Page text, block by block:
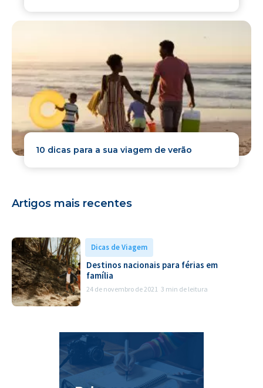
10 dicas para a sua viagem de verão
Artigos mais recentes
Dicas de Viagem
Destinos nacionais para férias em
família
24 de novembro de 2021 3 min de leitura